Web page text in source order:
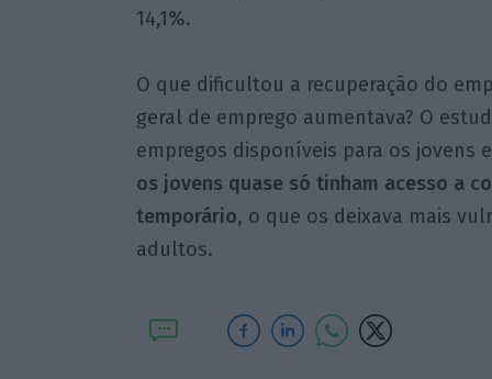
14,1%.
O que dificultou a recuperação do
geral de emprego aumentava? O
empregos disponíveis para os jovens
os jovens quase só tinham acesso a
temporário, o que os deixava mais
adultos.